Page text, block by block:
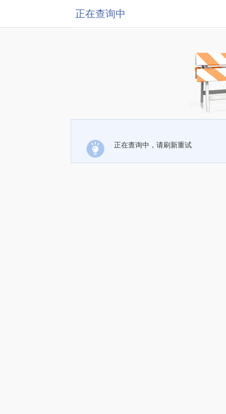
正在查询中
正在查询中，请刷新重试